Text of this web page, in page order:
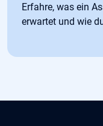
Erfahre, was ein
erwartet und wie